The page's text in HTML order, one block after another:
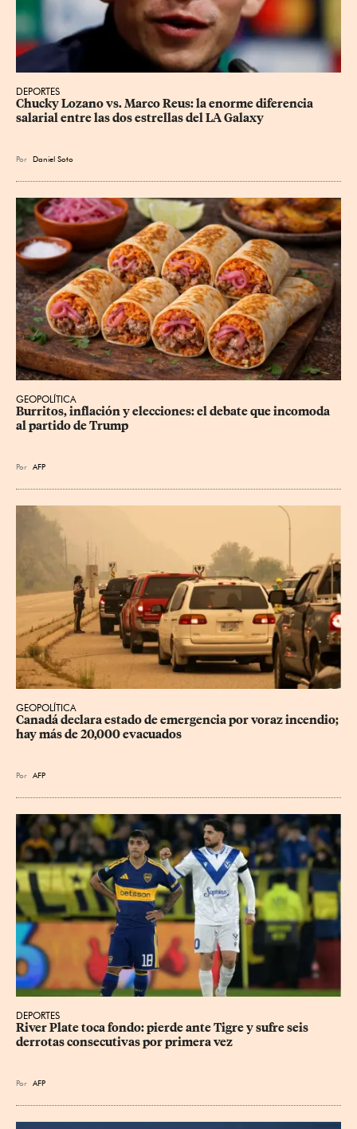
DEPORTES
Chucky Lozano vs. Marco Reus: la enorme diferencia
salarial entre las dos estrellas del LA Galaxy
Por Daniel Soto
GEOPOLÍTICA
Burritos, inflación y elecciones: el debate que incomoda
al partido de Trump
Por AFP
GEOPOLÍTICA
Canadá declara estado de emergencia por voraz incendio;
hay más de 20,000 evacuados
Por AFP
DEPORTES
River Plate toca fondo: pierde ante Tigre y sufre seis
derrotas consecutivas por primera vez
Por AFP